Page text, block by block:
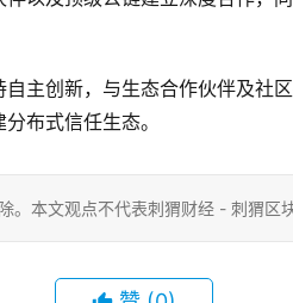
主创新，与生态合作伙伴及社
布式信任生态。
。本文观点不代表刺猬财经 - 刺猬区